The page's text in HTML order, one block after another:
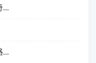
...
...